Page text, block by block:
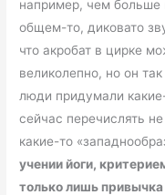
например, чем больше
общем-то, диковато
что акробат в цирке
великолепно, но он
люди придумали
сейчас перечислять
какие-то
учении йоги,
только лишь